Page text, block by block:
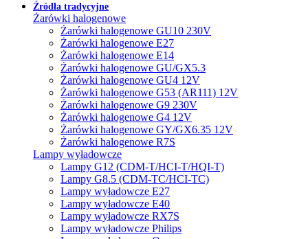
Źródła tradycyjne
Żarówki halogenowe
Żarówki halogenowe GU10 230V
Żarówki halogenowe E27
Żarówki halogenowe E14
Żarówki halogenowe GU/GX5.3
Żarówki halogenowe GU4 12V
Żarówki halogenowe G53 (AR111) 12V
Żarówki halogenowe G9 230V
Żarówki halogenowe G4 12V
Żarówki halogenowe GY/GX6.35 12V
Żarówki halogenowe R7S
Lampy wyładowcze
Lampy G12 (CDM-T/HCI-T/HQI-T)
Lampy G8.5 (CDM-TC/HCI-TC)
Lampy wyładowcze E27
Lampy wyładowcze E40
Lampy wyładowcze RX7S
Lampy wyładowcze Philips